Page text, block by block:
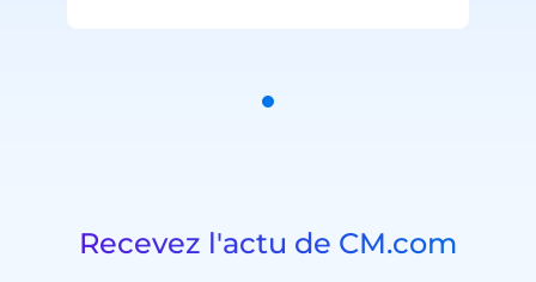
Recevez l'actu de CM.com